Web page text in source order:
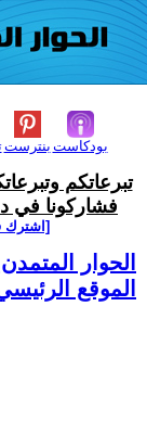
بنترست بودكاست
تبرعاتكم
فشاركونا في
[اشترك
الحوار
الموقع